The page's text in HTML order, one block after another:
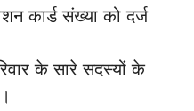
कार्ड संख्या को दर्ज
के सारे सदस्यों के